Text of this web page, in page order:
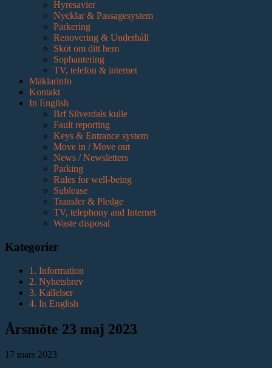
Hyresavier
Nycklar & Passagesystem
Parkering
Renovering & Underhåll
Sköt om ditt hem
Sophantering
TV, telefon & internet
Mäklarinfo
Kontakt
In English
Brf Silverdals kulle
Fault reporting
Keys & Entrance system
Move in / Move out
News / Newsletters
Parking
Rules for well-being
Sublease
Transfer & Pledge
TV, telephony and Internet
Waste disposal
Kategorier
1. Information
2. Nyhetsbrev
3. Kallelser
4. In English
Årsmöte 23 maj 2023
17 mars 2023